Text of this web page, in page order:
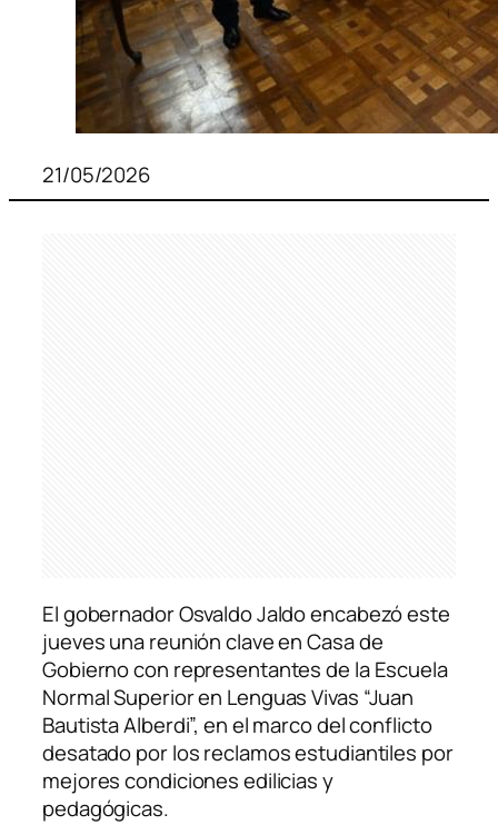
21/05/2026
El gobernador Osvaldo Jaldo encabezó este
jueves una reunión clave en Casa de
Gobierno con representantes de la Escuela
Normal Superior en Lenguas Vivas “Juan
Bautista Alberdi”, en el marco del conflicto
desatado por los reclamos estudiantiles por
mejores condiciones edilicias y
pedagógicas.